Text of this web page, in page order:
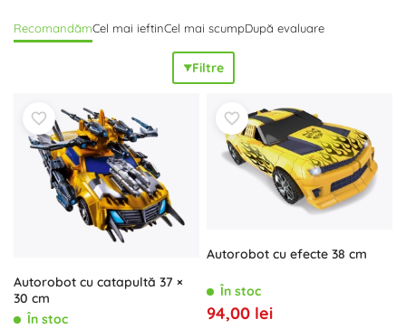
scuturi, mâini interschimbabile și accesorii de efect –
precum și standuri pentru scene dinamice. La modelele
selectate vei găsi transformări, panouri care se deschid sau
elemente luminoase pentru unplus de spectacol
din diverse dimensiuni și scări – de la mini figurine până la
modele mari de colecție. Figurinele cu roboți și figurinele
mecha sunt excelente pentru joacă creativă, dezvoltarea
imaginației și construirea unei colecții; nu lipsescedițiile de
colecțieșiserii limitatecare evidențiază orice colecție.
Cadoul ideal pentru fanii sci‑fi și ai tehnologiei, care
calitatea,designul
RecomandămCel mai ieftinCel mai scumpDupă evaluare
Filtre
Autorobot cu catapultă 37 ×
30 cm
În stoc
Autorobot cu efecte 38 cm
În stoc
94,00 lei